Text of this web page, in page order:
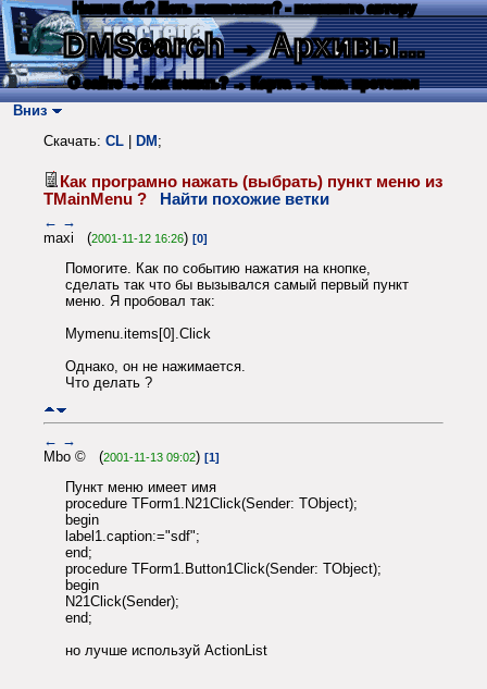
Нашли баг? Есть пожелания? - напишите автору
DMSearch→ Архивы...
О сайте → Как искать? → Карта → Текс. протокол
Вниз
Скачать: CL DM ;
Как програмно нажать (выбрать) пункт меню из
ТMainMenu ?
Найти похожие ветки
← →
maxi (2001-11-12 16:26) [0]
Помогите. Как по событию нажатия на кнопке,
сделать так что бы вызывался самый первый пункт
меню. Я пробовал так:
Mymenu.items[0].Click
Однако, он не нажимается.
Что делать ?
← →
Mbo © (2001-11-13 09:02) [1]
Пункт меню имеет имя
procedure TForm1.N21Click(Sender: TObject);
begin
label1.caption:="sdf";
end;
procedure TForm1.Button1Click(Sender: TObject);
begin
N21Click(Sender);
end;
но лучше используй ActionList